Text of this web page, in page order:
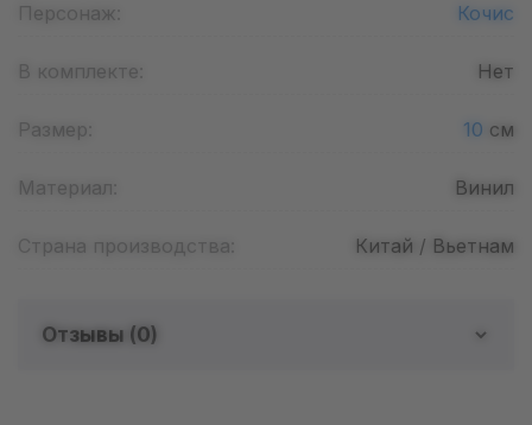
Персонаж: Кочис
В комплекте: Нет
Размер: 10 см
Материал: Винил
Страна производства: Китай / Вьетнам
Отзывы (0)